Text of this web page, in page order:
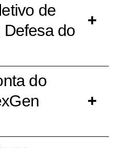
de
do
do